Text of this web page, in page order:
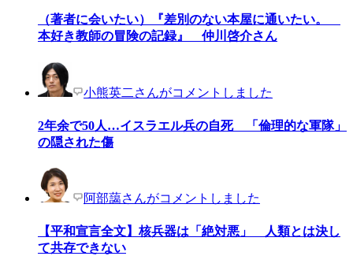
（著者に会いたい）『差別のない本屋に通いたい。
本好き教師の冒険の記録』 仲川啓介さん
小熊英二さんがコメントしました
2年余で50人…イスラエル兵の自死 「倫理的な軍隊」
の隠された傷
阿部藹さんがコメントしました
【平和宣言全文】核兵器は「絶対悪」 人類とは決し
て共存できない